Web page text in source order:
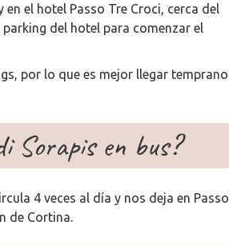
el hotel Passo Tre Croci, cerca del
del hotel para comenzar el
por lo que es mejor llegar temprano
Sorapis en bus?
4 veces al día y nos deja en Passo
de Cortina.